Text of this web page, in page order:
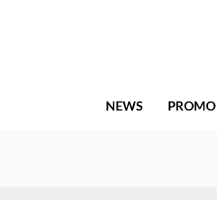
NEWS PROMO